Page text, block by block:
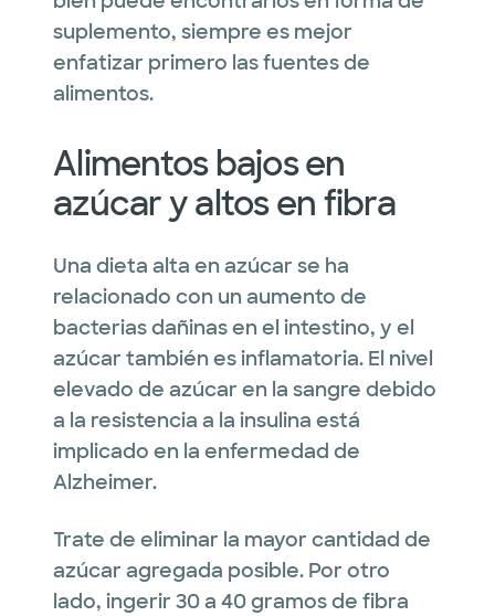
suplemento, siempre es mejor
enfatizar primero las fuentes de
alimentos.
Alimentos bajos en
azúcar y altos en fibra
Una dieta alta en azúcar se ha
relacionado con un aumento de
bacterias dañinas en el intestino, y el
azúcar también es inflamatoria. El nivel
elevado de azúcar en la sangre debido
a la resistencia a la insulina está
implicado en la enfermedad de
Alzheimer.
Trate de eliminar la mayor cantidad de
azúcar agregada posible. Por otro
lado, ingerir 30 a 40 gramos de fibra